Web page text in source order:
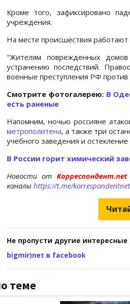
Кроме того, зафиксировано
учреждения.
На месте происшествия
"Жителям поврежденных
устранению последствий.
военные преступления РФ
Cмотрите фотогалерею: В
есть раненые
Напомним, ночью россияне
метрополитена, а также три
учебного заведения и
В России горит химический
Новости от
каналы https://t.me/korrespondentnet
Не пропусти другие
bigmir)net в facebook
теме